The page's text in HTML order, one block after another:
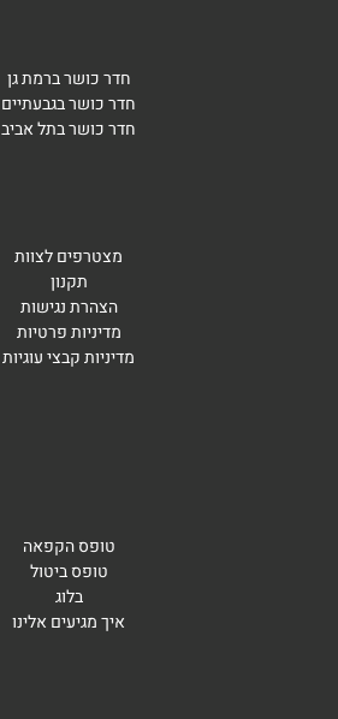
חדר כושר ברמת גן
חדר כושר בגבעתיים
חדר כושר בתל אביב
מצטרפים לצוות
תקנון
הצהרת נגישות
מדיניות פרטיות
מדיניות קבצי עוגיות
טופס הקפאה
טופס ביטול
בלוג
איך מגיעים אלינו